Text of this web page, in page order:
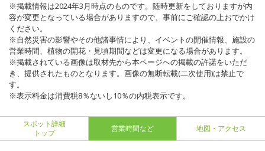
※掲載情報は2024年3月時点のものです。随時更新をしておりますが内
容が変更となっている場合がありますので、事前にご確認の上おでかけ
ください。
※自然災害の影響やその他諸事情により、イベントの開催情報、施設の
営業時間、植物の開花・見頃期間などは変更になる場合があります。
※掲載されている画像は取材先から本ページへの掲載の許諾をいただ
き、提供されたものとなります。画像の無断転載(二次使用)は禁止で
す。
※表示料金は消費税8％ないし10％の内税表示です。
スポット詳細
トップ
営業時間など 地図・アクセス